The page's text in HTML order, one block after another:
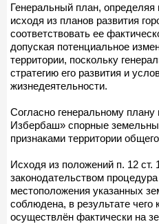
Генеральный план, определяя
исходя из планов развития
соответствовать ее
допуская потенциальное
территории, поскольку
стратегию его развития и
жизнедеятельности.
Согласно генеральному плану
Избербаш» спорные
признаками территории
Исходя из положений п. 12 ст.
законодательством
местоположения указанных
соблюдена, в результате чего
осуществлён фактически на